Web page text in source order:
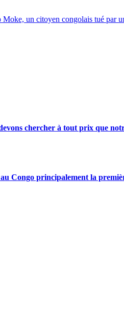
un citoyen congolais tué par
chercher à tout prix que
Congo principalement la